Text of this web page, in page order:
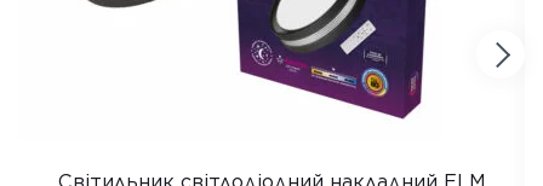
Світильник світлодіодний накладний ELM